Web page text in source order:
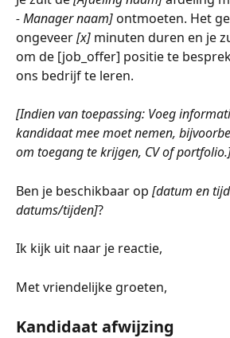
- Manager naam] ontmoeten. Het
ongeveer [x] minuten duren en je
om de [job_offer] positie te
ons bedrijf te leren.
[Indien van toepassing: Voeg
kandidaat mee moet nemen,
om toegang te krijgen, CV of
Ben je beschikbaar op [datum en
datums/tijden]?
Ik kijk uit naar je reactie,
Met vriendelijke groeten,
Kandidaat afwijzing